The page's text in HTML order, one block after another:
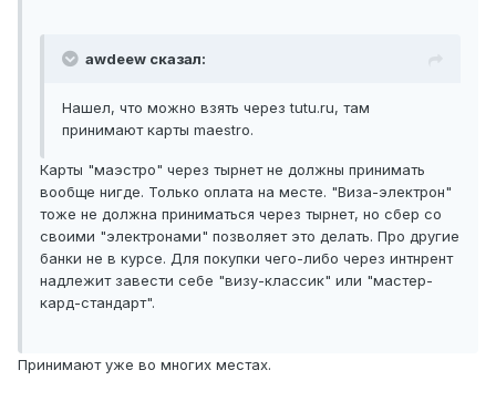
awdeew сказал:
Нашел, что можно взять через tutu.ru, там
принимают карты maestro.
Карты "маэстро" через тырнет не должны принимать
вообще нигде. Только оплата на месте. "Виза-электрон"
тоже не должна приниматься через тырнет, но сбер со
своими "электронами" позволяет это делать. Про другие
банки не в курсе. Для покупки чего-либо через интнрент
надлежит завести себе "визу-классик" или "мастер-
кард-стандарт".
Принимают уже во многих местах.